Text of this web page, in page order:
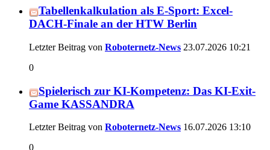
Tabellenkalkulation als E-Sport: Excel-
DACH-Finale an der HTW Berlin
Letzter Beitrag von Roboternetz-News 23.07.2026 10:21
0
Spielerisch zur KI-Kompetenz: Das KI-Exit-
Game KASSANDRA
Letzter Beitrag von Roboternetz-News 16.07.2026 13:10
0